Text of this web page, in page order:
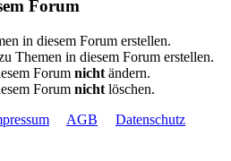
Forum
in diesem Forum erstellen.
Themen in diesem Forum erstellen.
Forum nicht ändern.
Forum nicht löschen.
AGB
Datenschutz